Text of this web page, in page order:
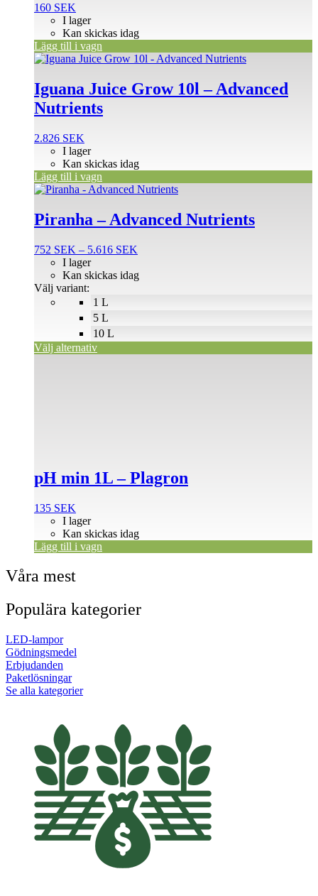
160 SEK
I lager
Kan skickas idag
Lägg till i vagn
Iguana Juice Grow 10l – Advanced
Nutrients
2.826 SEK
I lager
Kan skickas idag
Lägg till i vagn
Piranha – Advanced Nutrients
752 SEK – 5.616 SEK
till
1 L
5 L
10 L
I lager
Kan skickas idag
Välj variant:
Välj alternativ
Den
produkten
har
varianter.
olika
alternativen
produktsidan
pH min 1L – Plagron
135 SEK
I lager
Kan skickas idag
Lägg till i vagn
Våra mest
Populära kategorier
LED-lampor
Gödningsmedel
Erbjudanden
Paketlösningar
Se alla kategorier